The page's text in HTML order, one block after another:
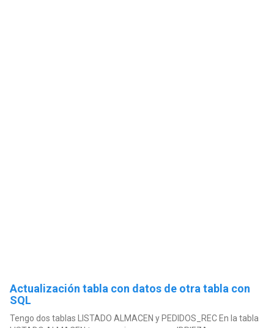
Actualización tabla con datos de otra tabla con
SQL
Tengo dos tablas LISTADO ALMACEN y PEDIDOS_REC En la tabla